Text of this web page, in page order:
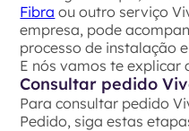
Fibra ou outro serviço
empresa, pode
processo de instalação
E nós vamos te explicar
Consultar pedido
Para consultar pedido
Pedido, siga estas